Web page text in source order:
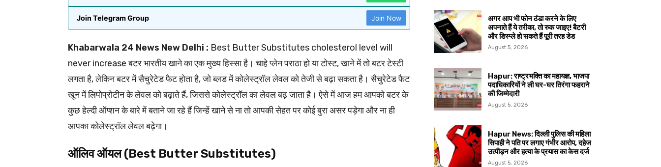
Join Telegram Group Join Now
Khabarwala 24 News New Delhi : Best Butter Substitutes cholesterol level will
never increase बटर भारतीय खाने का एक मुख्य हिस्सा है। चाहे प्लेन पराठा हो या टोस्ट, खाने में तो बटर टेस्टी
लगता है, लेकिन बटर में सैचुरेटेड फैट होता है, जो ब्लड में कोलेस्ट्रॉल लेवल को तेजी से बढ़ा सकता है। सैचुरेटेड फैट
खून में लिपोप्रोटीन के लेवल को बढ़ाते हैं, जिससे कोलेस्ट्रॉल का लेवल बढ़ जाता है। ऐसे में आज हम आपको बटर के
कुछ हेल्दी ऑप्शन के बारे में बताने जा रहे हैं जिन्हें खाने से ना तो आपकी सेहत पर कोई बुरा असर पड़ेगा और ना ही
आपका कोलेस्ट्रॉल लेवल बढ़ेगा।
ऑलिव ऑयल (Best Butter Substitutes)
अगर आप भी फोन ठंडा करने के लिए
अपनाते हैं ये तरीका, तो रुक जाइए! बैटरी
और डिस्प्ले हो सकते हैं पूरी तरह डेड
August 5, 2026
Hapur: राष्ट्रभक्ति का महायज्ञ, भाजपा
पदाधिकारियों ने ली घर-घर तिरंगा फहराने
की जिम्मेदारी
August 5, 2026
Hapur News: दिल्ली पुलिस की महिला
सिपाही ने पति पर लगाए गंभीर आरोप, दहेज
उत्पीड़न और हत्या के प्रयास का केस दर्ज
August 5, 2026